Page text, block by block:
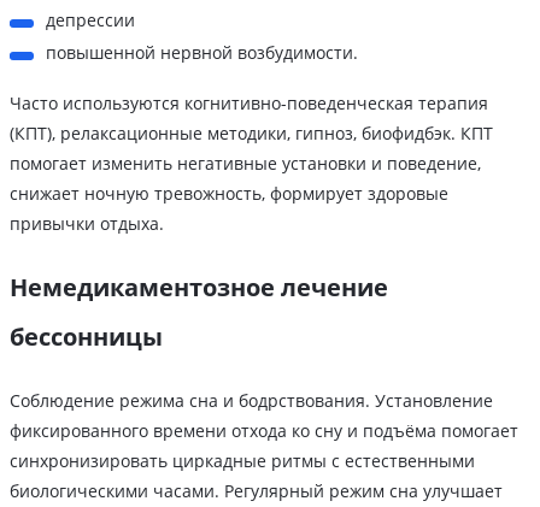
депрессии
повышенной нервной возбудимости.
Часто используются когнитивно-поведенческая терапия
(КПТ), релаксационные методики, гипноз, биофидбэк. КПТ
помогает изменить негативные установки и поведение,
снижает ночную тревожность, формирует здоровые
привычки отдыха.
Немедикаментозное лечение
бессонницы
Соблюдение режима сна и бодрствования. Установление
фиксированного времени отхода ко сну и подъёма помогает
синхронизировать циркадные ритмы с естественными
биологическими часами. Регулярный режим сна улучшает